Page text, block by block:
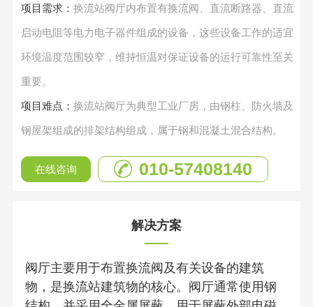
项目需求：换流站阀厅内布置有换流阀、直流断路器、直流
启动电阻等电力电子器件组成的设备，这些设备工作的适宜
环境温度范围较窄，维持恒温对保证设备的运行可靠性至关
重要。
项目难点：换流站阀厅为典型工业厂房，由钢柱、防火墙及
钢屋架组成的排架结构组成，属于钢和混凝土混合结构。
在线咨询 010-57408140
解决方案
阀厅主要用于布置换流阀及有关设备的建筑
物，是换流站建筑物的核心。阀厅通常使用钢